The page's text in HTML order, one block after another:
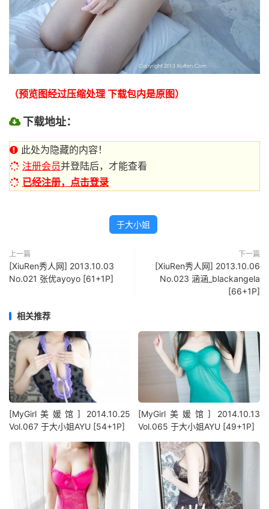
（预览图经过压缩处理 下载包内是原图）
下载地址：
此处为隐藏的内容！
注册会员并登陆后，才能查看
已经注册，点击登录
于大小姐
上一篇
[XiuRen秀人网] 2013.10.03
No.021 张优ayoyo [61+1P]
下一篇
[XiuRen秀人网] 2013.10.06
No.023 涵涵_blackangela
[66+1P]
相关推荐
[MyGirl美媛馆] 2014.10.25
Vol.067 于大小姐AYU [54+1P]
[MyGirl美媛馆] 2014.10.13
Vol.065 于大小姐AYU [49+1P]